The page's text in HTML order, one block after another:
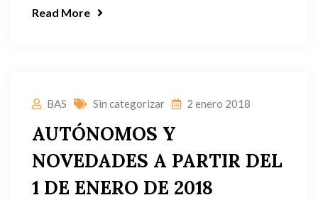
Read More
BAS Sin categorizar 2 enero 2018
AUTÓNOMOS Y
NOVEDADES A PARTIR DEL
1 DE ENERO DE 2018